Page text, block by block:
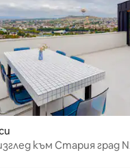
към Стария град